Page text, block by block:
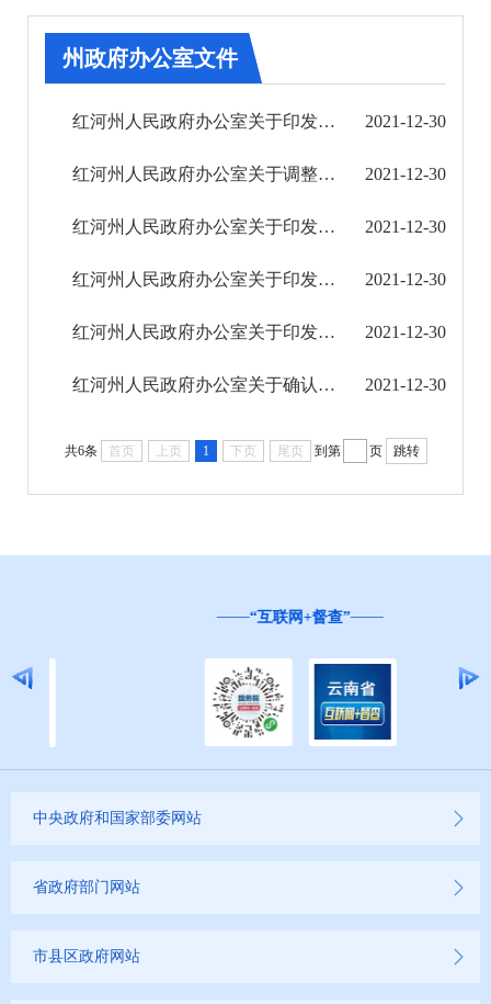
第五期
第六期
第十二期
州政府文件
州政府办公室文件
红河州人民政府办公室关于印发红河州野生动植物保护管理部门联席会议制度的通知 2021-12-30
红河州人民政府办公室关于调整州防汛抗旱指挥部 州森林草原防灭火指挥部 州抗震救灾指挥部的 ... 2021-12-30
红河州人民政府办公室关于印发红河州“十四五”防震减灾规划的通知 2021-12-30
红河州人民政府办公室关于印发红河州应急救援领域财政事权和支出责任划分改革实施方案的通知 2021-12-30
红河州人民政府办公室关于印发红河州贯彻全国深化“放管服”改革着力培育和激发市场主体活力 ... 2021-12-30
红河州人民政府办公室关于确认云南红河金锣食品有限公司生猪定点屠宰资格的通知 2021-12-30
共6条 首页 上页 1 下页 尾页 到第 页 跳转
“互联网+督查”
中央政府和国家部委网站
省政府部门网站
市县区政府网站